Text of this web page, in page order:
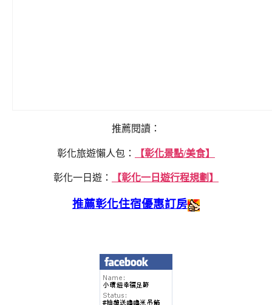
推薦閱讀：
彰化旅遊懶人包： 【彰化景點/美食】
彰化一日遊： 【彰化一日遊行程規劃】
推薦彰化住宿優惠訂房